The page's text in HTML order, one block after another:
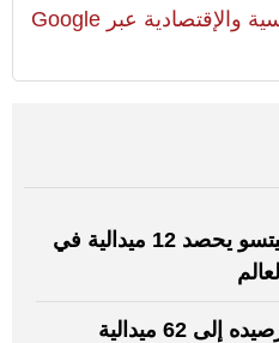
المستجدات السياسية والإقتصادية عبر Google
منتخب الإمارات للجوجيتسو يحصد 12 ميدالية في
منتخب الإمارات يرفع رصيده إلى 62 ميدالية